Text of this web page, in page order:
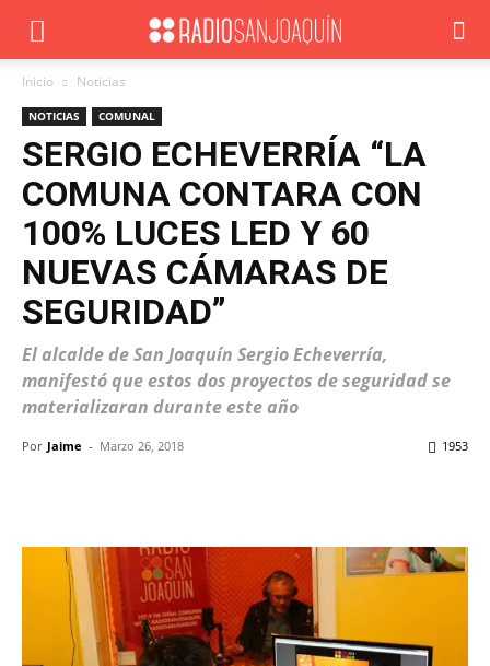
Inicio Noticias
NOTICIAS COMUNAL
SERGIO ECHEVERRÍA “LA
COMUNA CONTARA CON
100% LUCES LED Y 60
NUEVAS CÁMARAS DE
SEGURIDAD”
El alcalde de San Joaquín Sergio Echeverría,
manifestó que estos dos proyectos de seguridad se
materializaran durante este año
Por Jaime - Marzo 26, 2018 1953